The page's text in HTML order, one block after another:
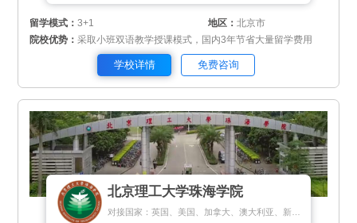
留学模式：3+1 地区：北京市
院校优势：采取小班双语教学授课模式，国内3年节省大量留学费用
学校详情 免费咨询
北京理工大学珠海学院